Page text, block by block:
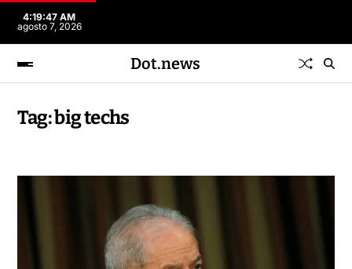
4:19:47 AM
agosto 7, 2026
Dot.news
Tag:big techs